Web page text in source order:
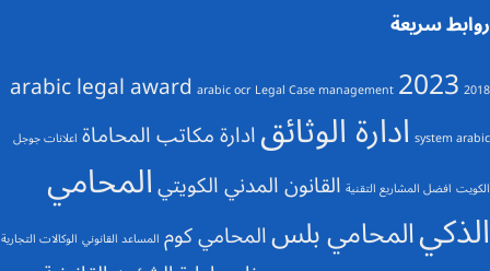
روابط سريعة
2018
2023
arabic legal award arabic ocr Legal Case management
system arabic ادارة الوثائقادارة مكاتب المحاماة اعلانات جوجل
الكويت افضل المشاريع التقنية القانون المدني الكويتيالمحامي
الذكيالمحامي بلسالمحامي كوم المساعد القانوني الوكالات التجارية